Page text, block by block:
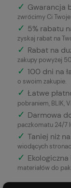
✓ Gwarancja
zwrócimy Ci
✓ 5% rabatu
zyskaj rabat na
✓ Rabat na
zakupy powyżej
✓ 100 dni na
o swoim zakupie.
✓ Łatwe
pobraniem, BLIK,
✓ Darmowa
paczkomatu 24/7
✓ Taniej niż
wiodących
✓
materiałów do